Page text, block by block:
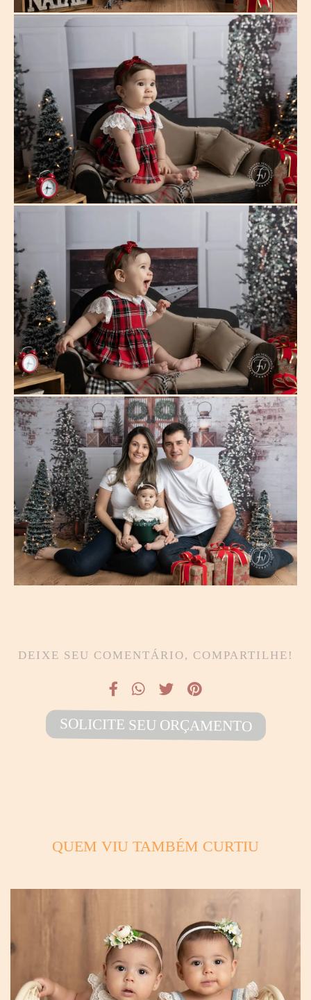
DEIXE SEU COMENTÁRIO, COMPARTILHE!
SOLICITE SEU ORÇAMENTO
QUEM VIU TAMBÉM CURTIU